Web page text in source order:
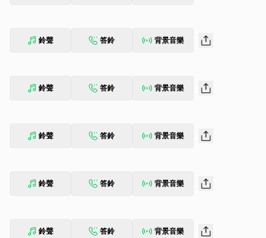
鈴聲 答鈴 背景音樂
鈴聲 答鈴 背景音樂
鈴聲 答鈴 背景音樂
鈴聲 答鈴 背景音樂
鈴聲 答鈴 背景音樂